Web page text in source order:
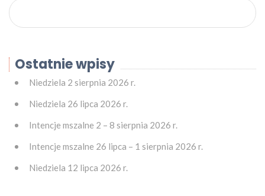
Ostatnie wpisy
Niedziela 2 sierpnia 2026 r.
Niedziela 26 lipca 2026 r.
Intencje mszalne 2 – 8 sierpnia 2026 r.
Intencje mszalne 26 lipca – 1 sierpnia 2026 r.
Niedziela 12 lipca 2026 r.